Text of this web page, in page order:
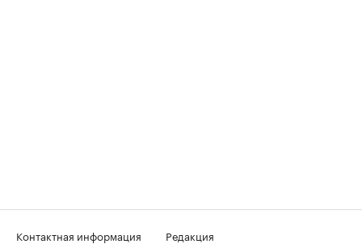
Контактная информация
Редакция